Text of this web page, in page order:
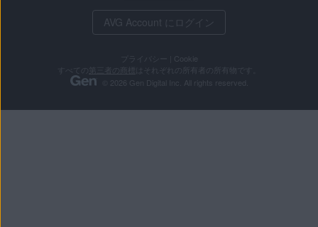
AVG Account にログイン
プライバシー
Cookie
第三者の商標
はそれぞれの所有者の所有物です。
© 2026 Gen Digital Inc. All rights reserved.